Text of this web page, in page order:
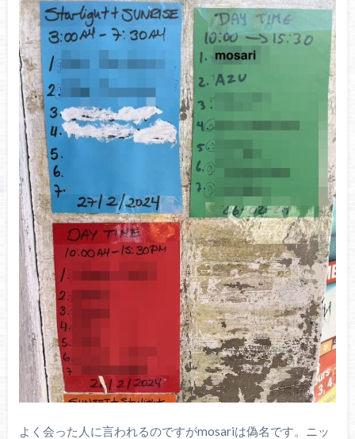
よく会った人に言われるのですがmosariは偽名です。ニッ